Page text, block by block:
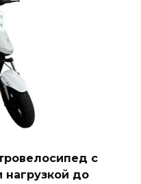
с
нагрузкой до